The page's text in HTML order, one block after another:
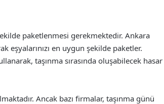
paketlenmesi gerekmektedir. Ankara
en uygun şekilde paketler.
taşınma sırasında oluşabilecek hasar
Ancak bazı firmalar, taşınma günü